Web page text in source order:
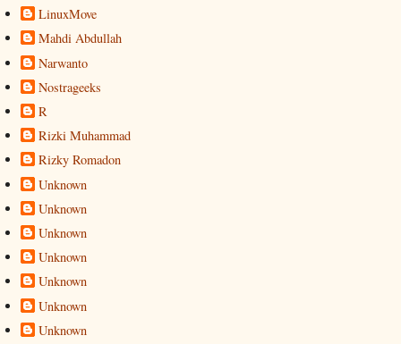
LinuxMove
Mahdi Abdullah
Narwanto
Nostrageeks
R
Rizki Muhammad
Rizky Romadon
Unknown
Unknown
Unknown
Unknown
Unknown
Unknown
Unknown